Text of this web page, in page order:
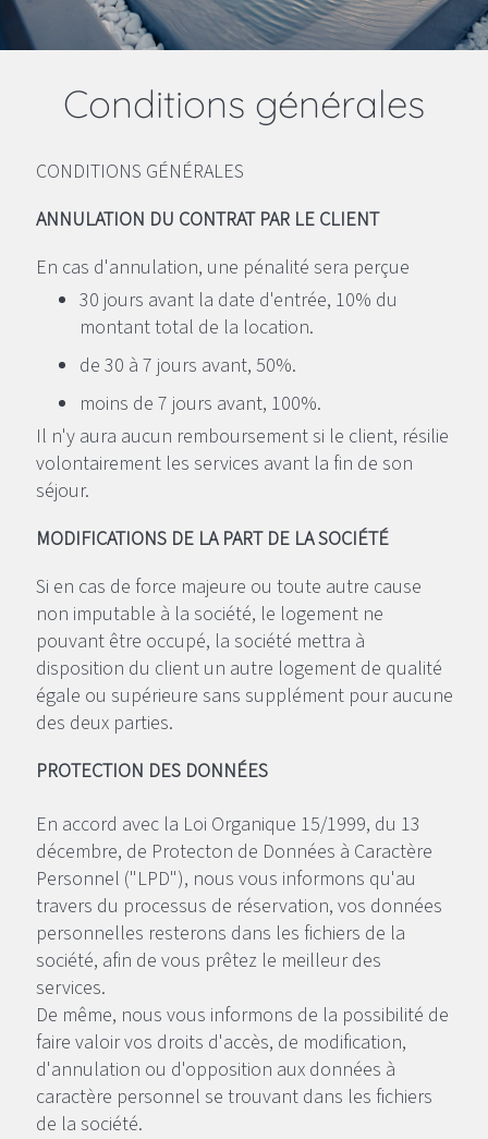
Conditions générales
CONDITIONS GÉNÉRALES
ANNULATION DU CONTRAT PAR LE CLIENT
En cas d'annulation, une pénalité sera perçue
30 jours avant la date d'entrée, 10% du
montant total de la location.
de 30 à 7 jours avant, 50%.
moins de 7 jours avant, 100%.
Il n'y aura aucun remboursement si le client, résilie
volontairement les services avant la fin de son
séjour.
MODIFICATIONS DE LA PART DE LA SOCIÉTÉ
Si en cas de force majeure ou toute autre cause
non imputable à la société, le logement ne
pouvant être occupé, la société mettra à
disposition du client un autre logement de qualité
égale ou supérieure sans supplément pour aucune
des deux parties.
PROTECTION DES DONNÉES
En accord avec la Loi Organique 15/1999, du 13
décembre, de Protecton de Données à Caractère
Personnel ("LPD"), nous vous informons qu'au
travers du processus de réservation, vos données
personnelles resterons dans les fichiers de la
société, afin de vous prêtez le meilleur des
services.
De même, nous vous informons de la possibilité de
faire valoir vos droits d'accès, de modification,
d'annulation ou d'opposition aux données à
caractère personnel se trouvant dans les fichiers
de la société.